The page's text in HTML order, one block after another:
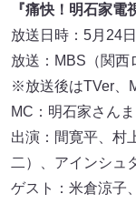
『痛快！明石家電
放送日時：5月24
放送：MBS（関西
※放送後はTVer、
MC：明石家さんま
出演：間寛平、村
二）、アインシュ
ゲスト：米倉涼子